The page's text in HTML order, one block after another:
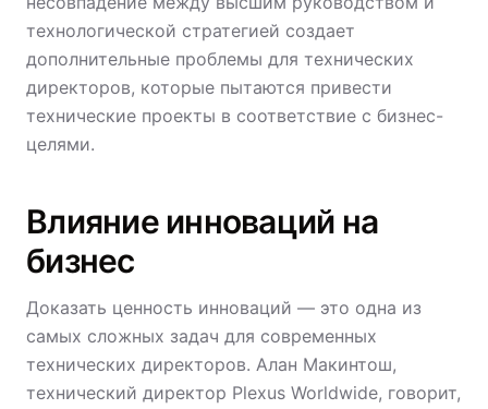
технологической стратегией создает
дополнительные проблемы для технических
директоров, которые пытаются привести
технические проекты в соответствие с бизнес-
целями.
Влияние инноваций на
бизнес
Доказать ценность инноваций — это одна из
самых сложных задач для современных
технических директоров. Алан Макинтош,
технический директор Plexus Worldwide, говорит,